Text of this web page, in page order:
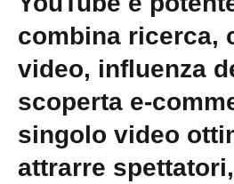
Considerazioni finali sul
dropshipping
Marketing su YouTube per
Il marketing su YouTube è utile
Come promuovo il mio negozio
combina ricerca,
video, influenza
scoperta e-
singolo video
attrarre